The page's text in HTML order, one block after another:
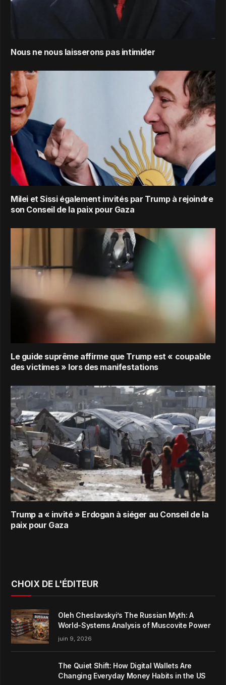
Nous ne nous laisserons pas intimider
Milei et Sissi également invités par Trump à rejoindre
son Conseil de la paix pour Gaza
Le guide suprême affirme que Trump est « coupable
des victimes » lors des manifestations
Trump a « invité » Erdogan à siéger au Conseil de la
paix pour Gaza
CHOIX DE L'ÉDITEUR
Oleh Cheslavskyi’s The Russian Myth: A
World-Systems Analysis of Muscovite Power
juin 9, 2026
The Quiet Shift: How Digital Wallets Are
Changing Everyday Money Habits in the US